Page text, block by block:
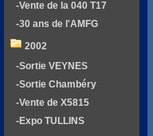
-Vente de la 040 T17
-30 ans de l'AMFG
2002
-Sortie VEYNES
-Sortie Chambéry
-Vente de X5815
-Expo TULLINS